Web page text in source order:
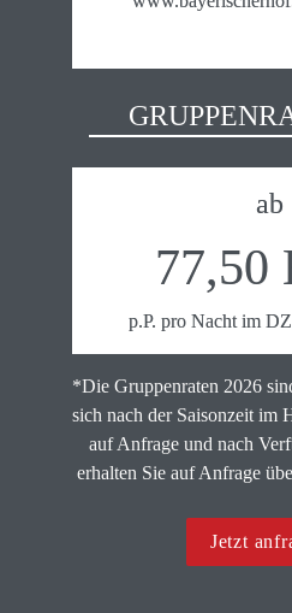
ab
77,50
p.P. pro Nacht im
*Die Gruppenraten 2026
sich nach der Saisonzeit im
auf Anfrage und nach
erhalten Sie auf Anfrage
Jetzt